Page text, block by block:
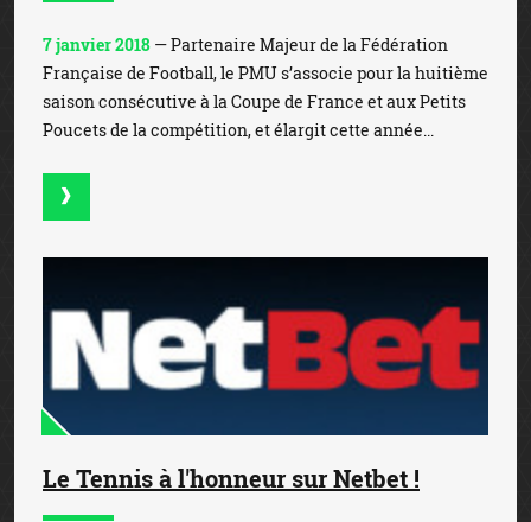
7 janvier 2018 — Partenaire Majeur de la Fédération
Française de Football, le PMU s’associe pour la huitième
saison consécutive à la Coupe de France et aux Petits
Poucets de la compétition, et élargit cette année...
Le Tennis à l'honneur sur Netbet !